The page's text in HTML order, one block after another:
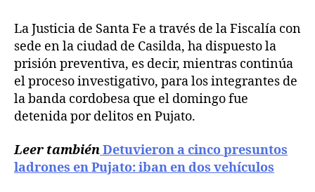
La Justicia de Santa Fe a través de la Fiscalía con
sede en la ciudad de Casilda, ha dispuesto la
prisión preventiva, es decir, mientras continúa
el proceso investigativo, para los integrantes de
la banda cordobesa que el domingo fue
detenida por delitos en Pujato.
Leer tambiénDetuvieron a cinco presuntos
ladrones en Pujato: iban en dos vehículos